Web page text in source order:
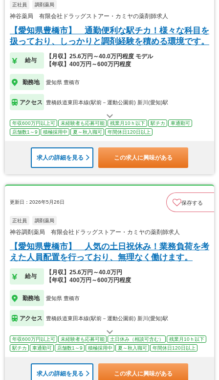
正社員 調剤薬局
神谷薬局 有限会社ドラッグストアー・カミヤの薬剤師求人
【愛知県豊橋市】 通勤便利な駅チカ！様々な科目を
扱っており、しっかりと調剤経験を積める環境です。
給与
【月収】25.6万円～40.0万円程度 モデル
【年収】400万円～600万円程度
勤務地 愛知県 豊橋市
アクセス 豊橋鉄道東田本線(駅前－運動公園前) 新川(愛知)駅
年収600万円以上可 未経験者も応募可能 残業月10ｈ以下 駅チカ
車通勤可
店舗数1～9
積極採用中 夏～秋入職可 年間休日120日以上
求人の詳細を見る この求人に興味がある
更新日：2026年5月26日 保存する
正社員 調剤薬局
神谷調剤薬局 有限会社ドラッグストアー・カミヤの薬剤師求人
【愛知県豊橋市】 人気の土日祝休み！業務負荷を考
えた人員配置を行っており、無理なく働けます。
給与
【月収】25.6万円～40.0万円
【年収】400万円～600万円程度
勤務地 愛知県 豊橋市
アクセス 豊橋鉄道東田本線(駅前－運動公園前) 新川(愛知)駅
年収600万円以上可 未経験者も応募可能 土日休み（相談可含む）
残業月10ｈ以下
駅チカ
車通勤可 店舗数1～9 積極採用中 夏～秋入職可 年間休日120日以上
求人の詳細を見る この求人に興味がある